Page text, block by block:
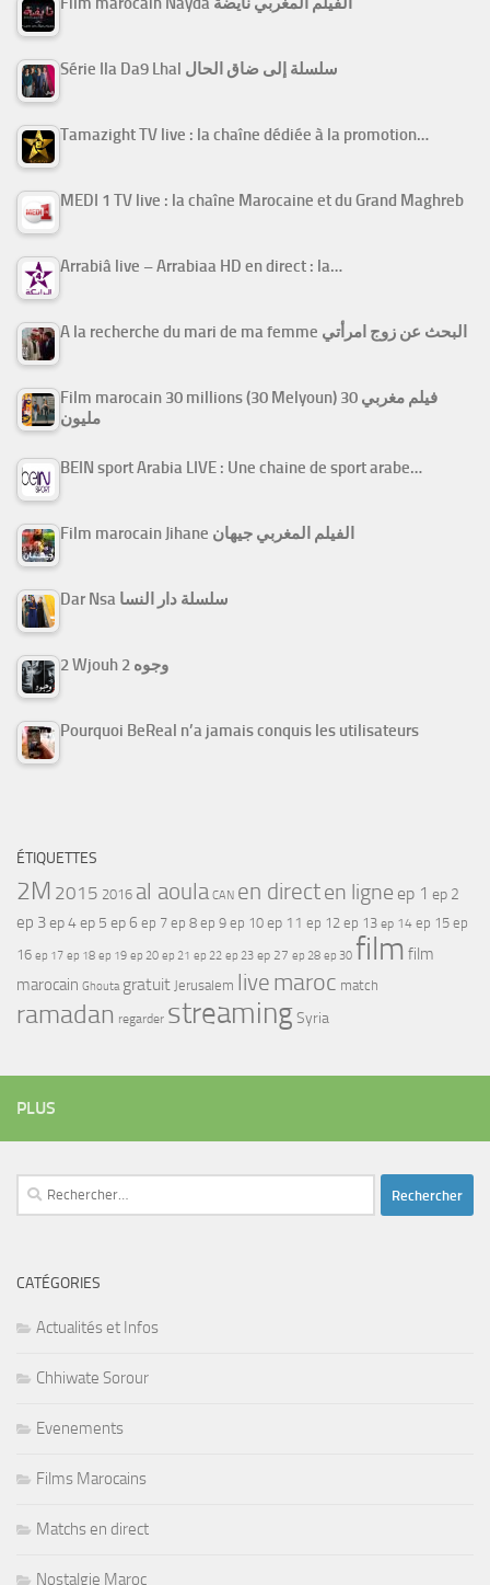
Série Ila Da9 Lhal سلسلة إلى ضاق الحال
Tamazight TV live : la chaîne dédiée à la promotion…
MEDI 1 TV live : la chaîne Marocaine et du Grand Maghreb
Arrabiâ live – Arrabiaa HD en direct : la…
A la recherche du mari de ma femme البحث عن زوج امرأتي
Film marocain 30 millions (30 Melyoun) فيلم مغربي 30
مليون
BEIN sport Arabia LIVE : Une chaine de sport arabe…
Film marocain Jihane الفيلم المغربي جيهان
Dar Nsa سلسلة دار النسا
2 Wjouh 2 وجوه
Pourquoi BeReal n’a jamais conquis les utilisateurs
ÉTIQUETTES
2M 2015 2016 al aoula CAN en directen ligne ep 1 ep 2
ep 3ep 4ep 5 ep 6 ep 7 ep 8 ep 9 ep 10 ep 11 ep 12 ep 13 ep 14 ep 15 ep
16 ep 17 ep 18 ep 19 ep 20 ep 21 ep 22 ep 23 ep 27 ep 28 ep 30 film film
marocain Ghouta gratuit Jerusalem live maroc match
ramadan regarder streamingSyria
PLUS
Rechercher :
CATÉGORIES
Actualités et Infos
Chhiwate Sorour
Evenements
Films Marocains
Matchs en direct
Nostalgie Maroc